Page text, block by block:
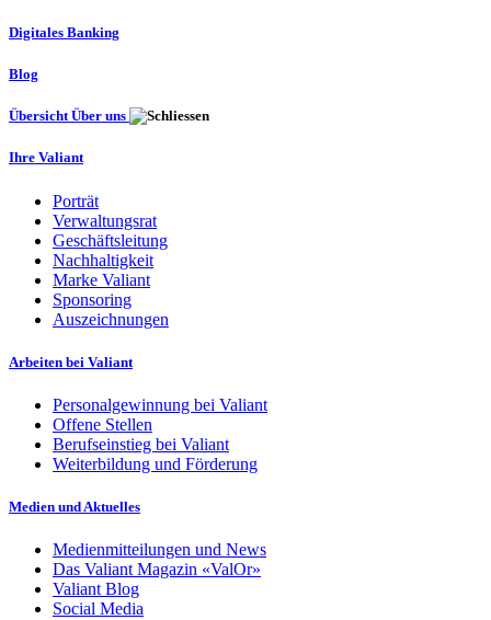
Digitales Banking
Blog
Übersicht Über uns
Ihre Valiant
Porträt
Verwaltungsrat
Geschäftsleitung
Nachhaltigkeit
Marke Valiant
Sponsoring
Auszeichnungen
Arbeiten bei Valiant
Personalgewinnung bei Valiant
Offene Stellen
Berufseinstieg bei Valiant
Weiterbildung und Förderung
Medien und Aktuelles
Medienmitteilungen und News
Das Valiant Magazin «ValOr»
Valiant Blog
Social Media